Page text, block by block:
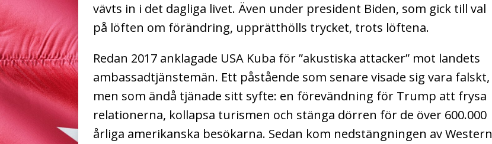
vävts in i det dagliga livet. Även under president Biden, som gick till val
på löften om förändring, upprätthölls trycket, trots löftena.
Redan 2017 anklagade USA Kuba för ”akustiska attacker” mot landets
ambassadtjänstemän. Ett påstående som senare visade sig vara falskt,
men som ändå tjänade sitt syfte: en förevändning för Trump att frysa
relationerna, kollapsa turismen och stänga dörren för de över 600.000
årliga amerikanska besökarna. Sedan kom nedstängningen av Western